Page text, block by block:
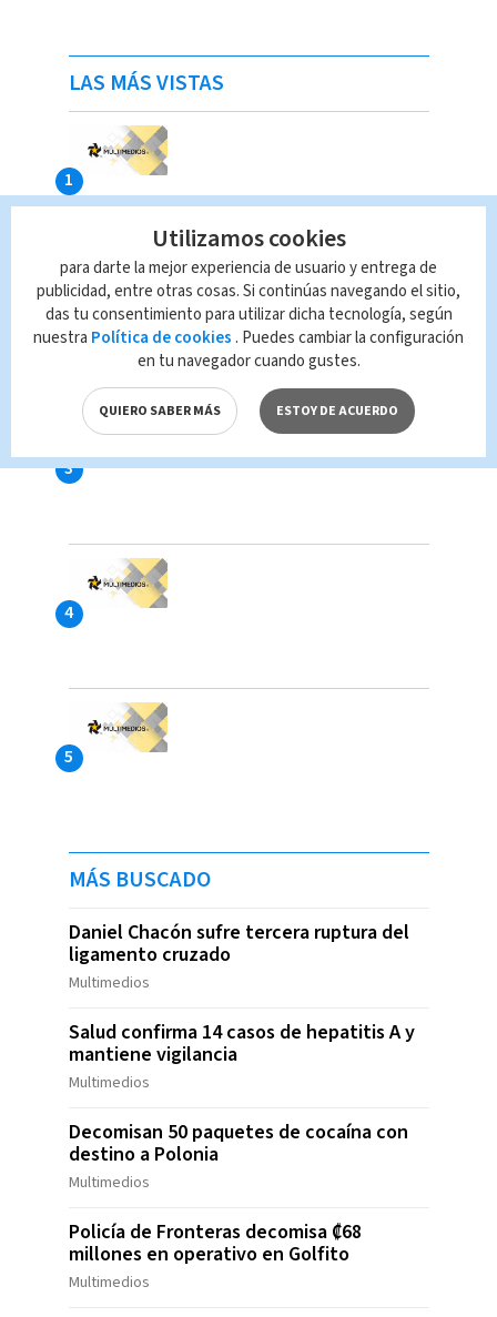
LAS MÁS VISTAS
MÁS BUSCADO
Daniel Chacón sufre tercera ruptura del
ligamento cruzado
Multimedios
Salud confirma 14 casos de hepatitis A y
mantiene vigilancia
Multimedios
Decomisan 50 paquetes de cocaína con
destino a Polonia
Multimedios
Policía de Fronteras decomisa ₡68
millones en operativo en Golfito
Multimedios
Utilizamos cookies
para darte la mejor experiencia de usuario y entrega de
publicidad, entre otras cosas. Si continúas navegando el sitio,
das tu consentimiento para utilizar dicha tecnología, según
nuestra Política de cookies . Puedes cambiar la configuración
en tu navegador cuando gustes.
QUIERO SABER MÁS ESTOY DE ACUERDO